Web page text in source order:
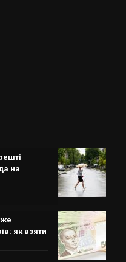
на
як взяти